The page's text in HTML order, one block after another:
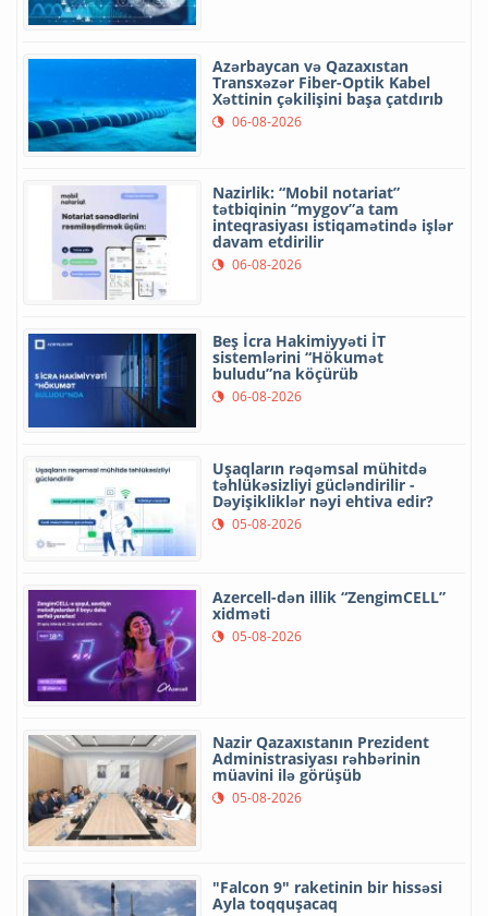
Azərbaycan və Qazaxıstan
Transxəzər Fiber-Optik Kabel
Xəttinin çəkilişini başa çatdırıb
06-08-2026
Nazirlik: “Mobil notariat”
tətbiqinin “mygov”a tam
inteqrasiyası istiqamətində işlər
davam etdirilir
06-08-2026
Beş İcra Hakimiyyəti İT
sistemlərini “Hökumət
buludu”na köçürüb
06-08-2026
Uşaqların rəqəmsal mühitdə
təhlükəsizliyi gücləndirilir -
Dəyişikliklər nəyi ehtiva edir?
05-08-2026
Azercell-dən illik “ZengimCELL”
xidməti
05-08-2026
Nazir Qazaxıstanın Prezident
Administrasiyası rəhbərinin
müavini ilə görüşüb
05-08-2026
"Falcon 9" raketinin bir hissəsi
Ayla toqquşacaq